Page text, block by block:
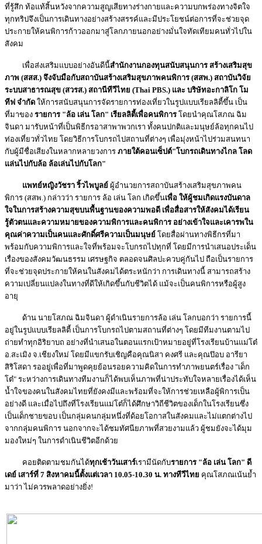
ที่รู้สึก ท้อแท้สิ้นหวังจากความสูญเสียทางร่างกายและความบกพร่องทางจิตใจ
ทุกทริปจึงเป็นการเดินทางอย่างสร้างสรรค์และมีประโยชน์ต่อการที่จะช่วยจุด
ประกายให้คนพิการก้าวออกมาสู่โลกภายนอกอย่างมั่นใจทัดเทียมคนทั่วไปใน
สังคม
เพื่อส่งเสริมแบบอย่างอันดีนี้สำนักงานกองทุนสนับสนุนการ สร้างเสริมสุข
ภาพ (สสส.) จึงจับมือกับสถาบันสร้างเสริมสุขภาพคนพิการ (สสพ.) สถาบันวิจัย
ระบบสาธารณสุข (สวรส.) สถานีทีวีไทย (Thai PBS.) และ บริษัทอะกาลิโก โม
ทีฟ จำกัด ให้การสนับสนุนการจัดรายการท่องเที่ยวในรูปแบบเรียลลิตี้ขึ้น เป็น
ที่มาของ รายการ "ล้อ เล่น โลก" เรียลลิตี้เพื่อคนพิการ โดยนำคุณโสภณ ฉิม
จินดา มารับหน้าที่เป็นพิธีกรอาสาพาพวกเรา ทั้งคนปกติและมนุษย์ล้อทุกคนไป
ท่องเที่ยวทั่วไทย โดยวิธีการโบกรถไปสถานที่ต่างๆ เพื่อมุ่งหน้าไปร่วมสนทนา
กับผู้มีชื่อเสียงในหลากหลายวงการ ภายใต้คอนเซ็ปต์"โบกรถเดินทางไกล โลด
แล่นไปกับล้อ ล้อเล่นไปกับโลก"
แพทย์หญิงวัชรา ริ้วไพบูลย์ ผู้อำนวยการสถาบันสร้างเสริมสุขภาพคน
พิการ (สสพ.) กล่าวว่า รายการ ล้อ เล่น โลก เกิดขึ้นเพื่อ ให้ผู้ชมเกิดแรงบันดาล
ใจในการสร้างความสุขบนพื้นฐานของความพอดี เพื่อสื่อสารให้สังคมได้เรียน
รู้ตัวตนและความหมายของความพิการและคนพิการ อย่างเข้าใจและเคารพใน
คุณค่าความเป็นคนและศักดิ์ศรีความเป็นมนุษย์ โดยสื่อผ่านทางพิธีกรที่มา
พร้อมกับความพิการและใจที่พร้อมจะโบกรถไปทุกที่ โดยมีการนำเสนอประเด็น
เรื่องของสังคมวัฒนธรรม เศรษฐกิจ ตลอดจนศิลปะควบคู่กันไป ถือเป็นรายการ
ที่จะช่วยจุดประกายให้คนในสังคมได้ตระหนักว่า การเดินทางนี้ สามารถสร้าง
ความเปลี่ยนแปลงในทางที่ดีให้เกิดขึ้นกับชีวิตได้ แม้จะเป็นคนพิการหรือผู้สูง
อายุ
ด้าน นายโสภณ ฉิมจินดา ผู้ดำเนินรายการล้อ เล่น โลกบอกว่า รายการนี้
อยู่ในรูปแบบเรียลลิตี้ เป็นการโบกรถไปตามสถานที่ต่างๆ โดยมีทีมงานตามไป
ถ่ายทำทุกอิริยาบถ อย่างที่นำเสนอในตอนแรกเป้าหมายอยู่ที่โรงเรียนบ้านแม่โต๋
อ.สะเมิง จ.เชียงใหม่ โดยมีแขกรับเชิญคือคุณนิสา คงศรี และคุณป๊อบ อารียา
สิริโสดา รออยู่เพื่อที่มาพูดคุยย้อนรอยความคิดในการทำภาพยนตร์เรื่อง "เด็ก
โต๋" ระหว่างการเดินทางทีมงานก็ได้พบเห็นภาพที่น่าประทับใจหลายเรื่องได้เห็น
น้ำใจของคนในสังคมไทยที่ยังคงมีและพร้อมที่จะให้การช่วยเหลือผู้พิการเป็น
อย่างดี และเมื่อไปถึงที่โรงเรียนแม่โต๋ก็ได้ศึกษาวิถีชีวิตของเด็กในโรงเรียนซึ่ง
เป็นเด็กชายขอบ เป็นกลุ่มคนกลุ่มหนึ่งที่ด้อยโอกาสในสังคมและไม่แตกต่างไป
จากกลุ่มคนพิการ นอกจากจะได้ชมทัศนียภาพที่สวยงามแล้ว ผู้ชมยังจะได้มุม
มองใหม่ๆ ในการดำเนินชีวิตอีกด้วย
คอยติดตามชมกันได้ทุกเช้าวันเสาร์เรามีนัดกับรายการ "ล้อ เล่น โลก" ดี
เดย์ เสาร์ที่ 7 สิงหาคมนี้ตั้งแต่เวลา 10.05-10.30 น. ทางทีวีไทย คุณโสภณเน้นย้ำ
มาว่า ไม่ควรพลาดอย่างยิ่ง!